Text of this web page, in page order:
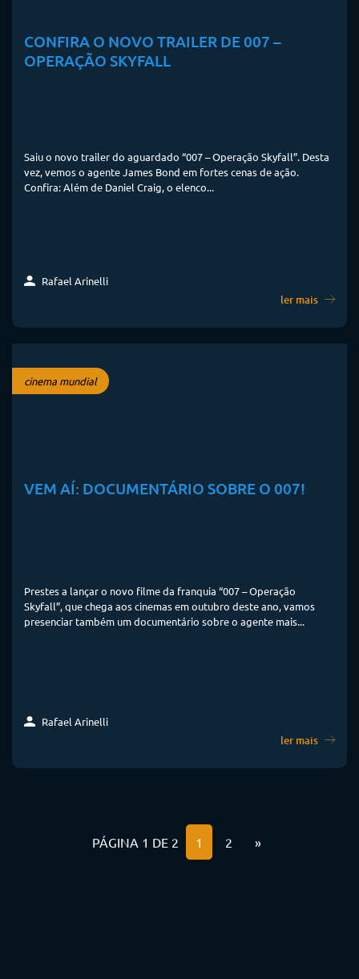
CONFIRA O NOVO TRAILER DE 007 –
OPERAÇÃO SKYFALL
Saiu o novo trailer do aguardado “007 – Operação Skyfall”. Desta
vez, vemos o agente James Bond em fortes cenas de ação.
Confira: Além de Daniel Craig, o elenco...
Rafael Arinelli
ler mais
cinema mundial
VEM AÍ: DOCUMENTÁRIO SOBRE O 007!
Prestes a lançar o novo filme da franquia “007 – Operação
Skyfall”, que chega aos cinemas em outubro deste ano, vamos
presenciar também um documentário sobre o agente mais...
Rafael Arinelli
ler mais
PÁGINA 1 DE 2 1 2 »